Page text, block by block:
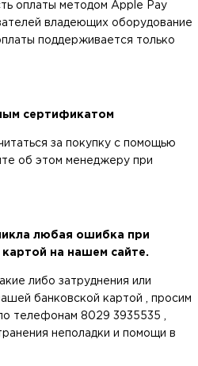
оплаты методом Apple Pay
владеющих оборудование
поддерживается только
сертификатом
за покупку с помощью
об этом менеджеру при
любая ошибка при
картой на нашем сайте.
либо затруднения или
банковской картой , просим
телефонам 8029 3935535 ,
неполадки и помощи в